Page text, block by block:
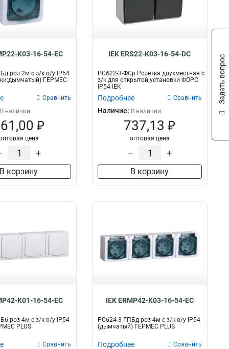
K03-16-54-EC
роз 2м с з/к о/у IP54
ГЕРМЕС
Сравнить
В наличии
₽
цена
+
В корзину
IEK ERS22-K03-16-54-DC
РСб22-3-ФСр Розетка двухместная с
з/к для открытой установки ФОРС
IP54 IEK
Подробнее Сравнить
Наличие: В наличии
737,13 ₽
оптовая цена
– +
В корзину
K01-16-54-EC
роз 4м с з/к о/у IP54
PLUS
Сравнить
IEK ERMP42-K03-16-54-EC
РСб24-3-ГПБд роз 4м с з/к о/у IP54
(дымчатый) ГЕРМЕС PLUS
Подробнее Сравнить
Задать вопрос